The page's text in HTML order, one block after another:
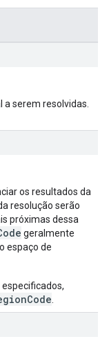
serem resolvidas.
os resultados da
resolução serão
próximas dessa
geralmente
espaço de